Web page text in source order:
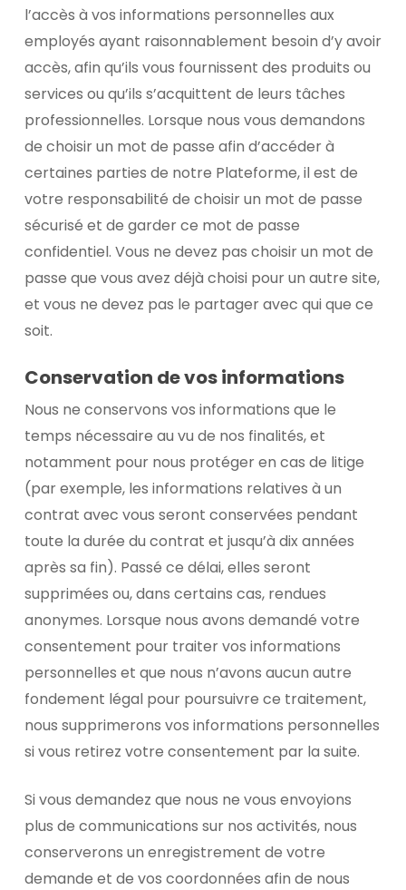
l’accès à vos informations personnelles aux
employés ayant raisonnablement besoin d’y avoir
accès, afin qu’ils vous fournissent des produits ou
services ou qu’ils s’acquittent de leurs tâches
professionnelles. Lorsque nous vous demandons
de choisir un mot de passe afin d’accéder à
certaines parties de notre Plateforme, il est de
votre responsabilité de choisir un mot de passe
sécurisé et de garder ce mot de passe
confidentiel. Vous ne devez pas choisir un mot de
passe que vous avez déjà choisi pour un autre site,
et vous ne devez pas le partager avec qui que ce
soit.
Conservation de vos informations
Nous ne conservons vos informations que le
temps nécessaire au vu de nos finalités, et
notamment pour nous protéger en cas de litige
(par exemple, les informations relatives à un
contrat avec vous seront conservées pendant
toute la durée du contrat et jusqu’à dix années
après sa fin). Passé ce délai, elles seront
supprimées ou, dans certains cas, rendues
anonymes. Lorsque nous avons demandé votre
consentement pour traiter vos informations
personnelles et que nous n’avons aucun autre
fondement légal pour poursuivre ce traitement,
nous supprimerons vos informations personnelles
si vous retirez votre consentement par la suite.
Si vous demandez que nous ne vous envoyions
plus de communications sur nos activités, nous
conserverons un enregistrement de votre
demande et de vos coordonnées afin de nous